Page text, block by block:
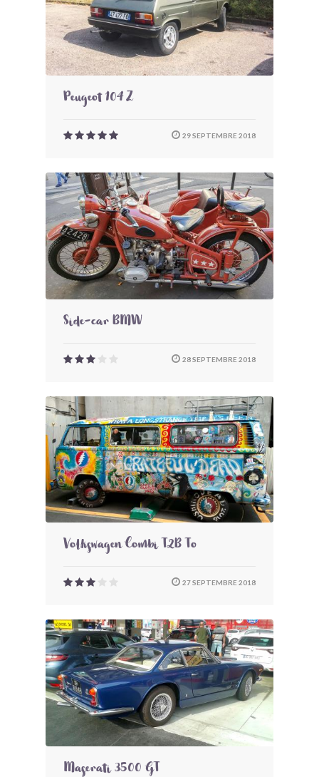
Peugeot 104 Z
29 SEPTEMBRE 2018
Side-car BMW
28 SEPTEMBRE 2018
Volkswagen Combi T2B To
27 SEPTEMBRE 2018
Maserati 3500 GT